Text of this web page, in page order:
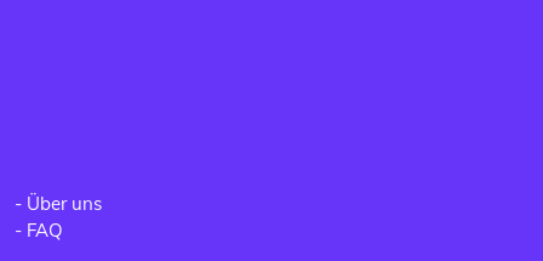
- Über uns
- FAQ